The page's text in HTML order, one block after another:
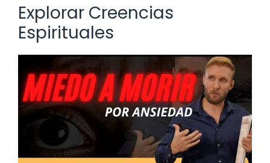
Explorar Creencias
Espirituales